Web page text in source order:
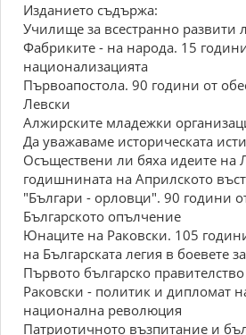
Изданието съдържа:
Училище за всестранно развити
Фабриките - на народа. 15
национализацията
Първоапостола. 90 години от
Левски
Алжирските младежки
Да уважаваме историческата
Осъществени ли бяха идеите на
годишнината на Априлското
"Българи - орловци". 90 години
Българското опълчение
Юнаците на Раковски. 105
на Българската легия в боевете
Първото българско правителство
Раковски - политик и дипломат
национална революция
Патриотичното възпитание и